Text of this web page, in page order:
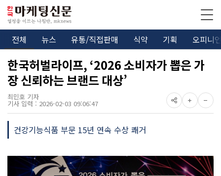
전체 뉴스 유통/직접판매 식약 기획 오피니
한국허벌라이프, ‘2026 소비자가 뽑은 가
장 신뢰하는 브랜드 대상’
최민호 기자
기사 입력 : 2026-02-03 09:06:47
건강기능식품 부문 15년 연속 수상 쾌거